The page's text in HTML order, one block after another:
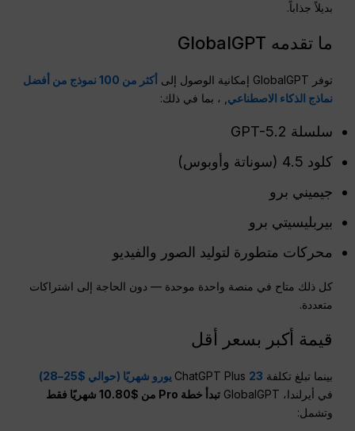
بديلاً جذاباً.
ما تقدمه GlobalGPT
توفر GlobalGPT إمكانية الوصول إلى
أكثر من 100 نموذج من أفضل
نماذج الذكاء الاصطناعي , ، بما في ذلك:
سلسلة GPT-5.2
كلود 4.5 (سوناتة وأوبوس)
جيميني برو
بيربليسيتي برو
محركات متطورة لتوليد الصور والفيديو
كل ذلك متاح في منصة واحدة موحدة — دون الحاجة إلى اشتراكات
متعددة.
قيمة أكبر بسعر أقل
بينما تبلغ تكلفة ChatGPT Plus 23 يورو شهريًا (حوالي $25–28)
في أيرلندا، GlobalGPT
تبدأ خطة Pro من $10.80 شهريًا فقط
وتشمل: